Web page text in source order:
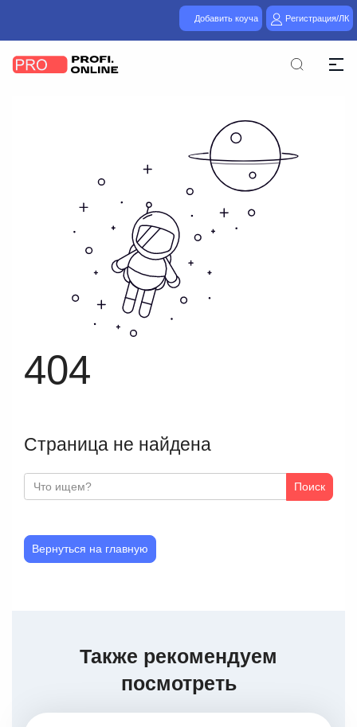
Добавить коуча Регистрация/ЛК
404
Страница не найдена
Поиск
Вернуться на главную
Также рекомендуем
посмотреть